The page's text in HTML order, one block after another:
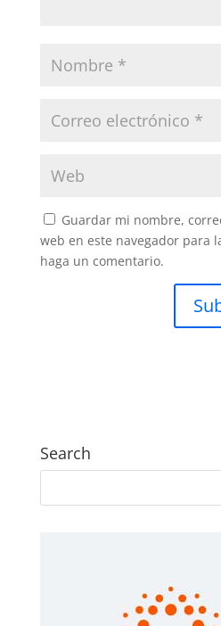
Guardar mi nombre,
web en este navegador para
haga un comentario.
Search